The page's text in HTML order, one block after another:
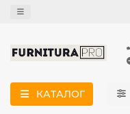
КАТАЛОГ